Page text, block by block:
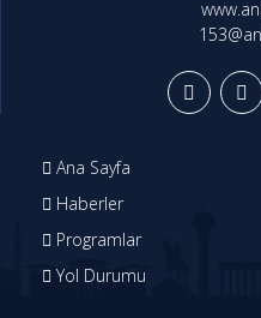
Ana Sayfa
Haberler
Programlar
Yol Durumu